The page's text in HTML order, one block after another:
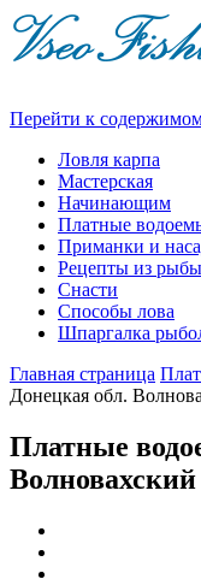
Перейти к
Ловля карпа
Мастерская
Начинающим
Платные
Приманки и
Рецепты из рыбы
Снасти
Способы лова
Шпаргалка
Главная страница
Донецкая обл.
Платные